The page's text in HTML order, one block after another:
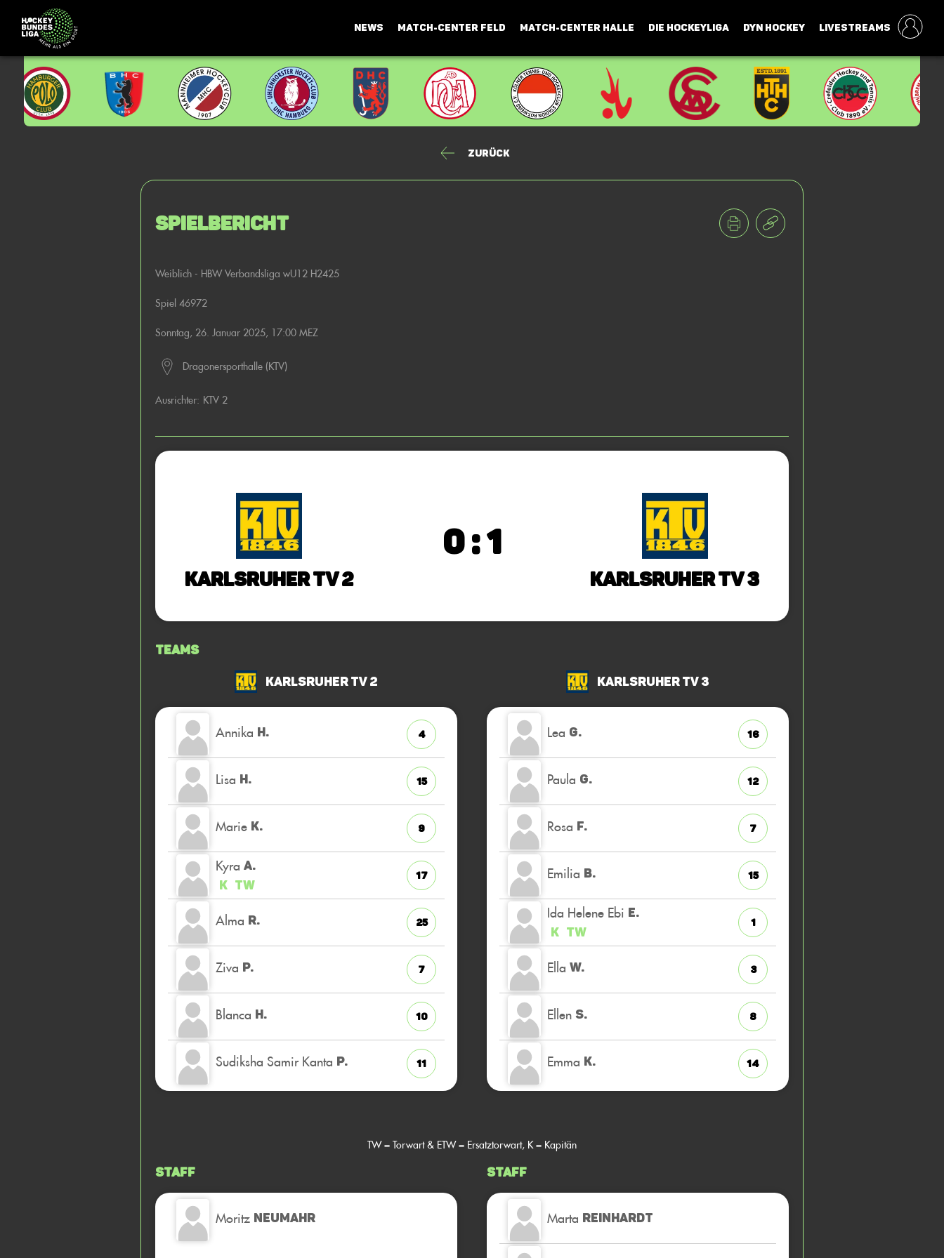
NEWS MATCH-CENTER FELD MATCH-CENTER HALLE DIE HOCKEYLIGA DYN HOCKEY LIVESTREAMS
Zurück
Spielbericht
Weiblich - HBW Verbandsliga wU12 H2425
Spiel 46972
Sonntag, 26. Januar 2025, 17:00 MEZ
Dragonersporthalle (KTV)
Ausrichter: KTV 2
Karlsruher TV 2
0 : 1
Karlsruher TV 3
Teams
Karlsruher TV 2
Annika H. 4
Lisa H. 15
Marie K. 9
Kyra A.
K TW
17
Alma R. 25
Ziva P. 7
Blanca H. 10
Sudiksha Samir Kanta P. 11
Karlsruher TV 3
Lea G. 16
Paula G. 12
Rosa F. 7
Emilia B. 15
Ida Helene Ebi E.
K TW
1
Ella W. 3
Ellen S. 8
Emma K. 14
TW = Torwart & ETW = Ersatztorwart, K = Kapitän
Staff
Moritz NEUMAHR
Staff
Marta REINHARDT